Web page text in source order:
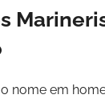
nome em